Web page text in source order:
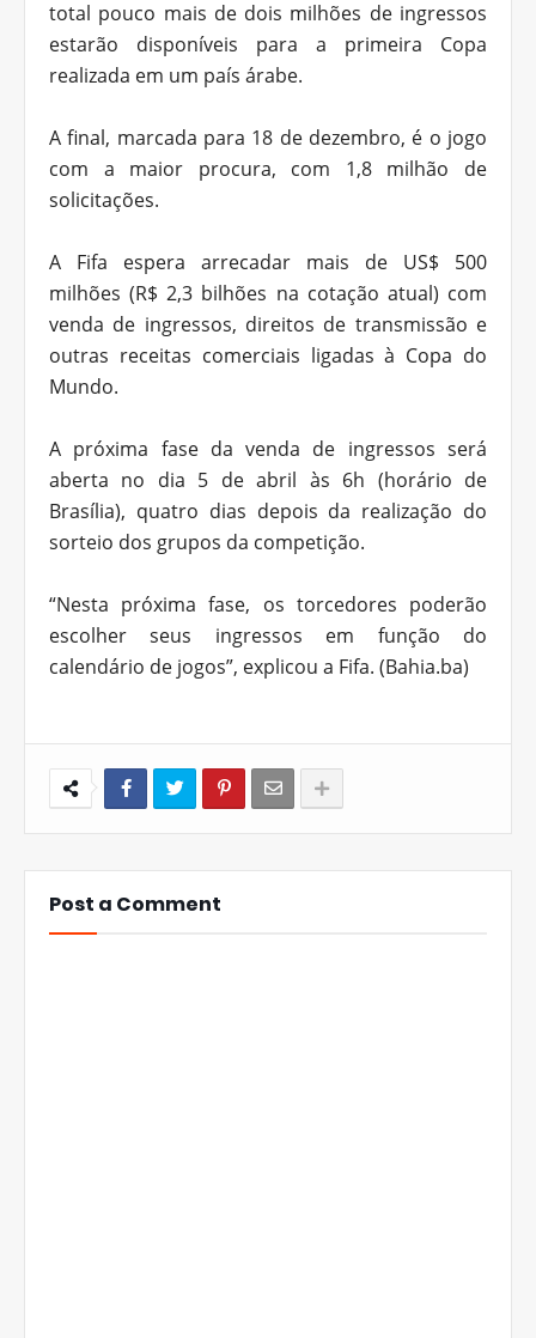
total pouco mais de dois milhões de ingressos
estarão disponíveis para a primeira Copa
realizada em um país árabe.
A final, marcada para 18 de dezembro, é o jogo
com a maior procura, com 1,8 milhão de
solicitações.
A Fifa espera arrecadar mais de US$ 500
milhões (R$ 2,3 bilhões na cotação atual) com
venda de ingressos, direitos de transmissão e
outras receitas comerciais ligadas à Copa do
Mundo.
A próxima fase da venda de ingressos será
aberta no dia 5 de abril às 6h (horário de
Brasília), quatro dias depois da realização do
sorteio dos grupos da competição.
“Nesta próxima fase, os torcedores poderão
escolher seus ingressos em função do
calendário de jogos”, explicou a Fifa. (Bahia.ba)
Post a Comment